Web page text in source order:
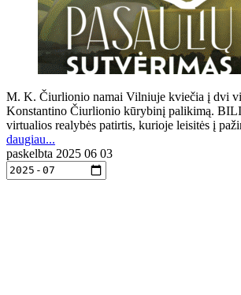
M. K. Čiurlionio namai Vilniuje kviečia į dvi
Konstantino Čiurlionio kūrybinį palikimą.
virtualios realybės patirtis, kurioje leisitės į
daugiau...
paskelbta 2025 06 03